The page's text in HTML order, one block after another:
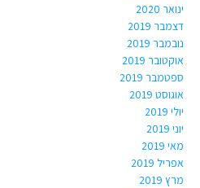
ינואר 2020
דצמבר 2019
נובמבר 2019
אוקטובר 2019
ספטמבר 2019
אוגוסט 2019
יולי 2019
יוני 2019
מאי 2019
אפריל 2019
מרץ 2019